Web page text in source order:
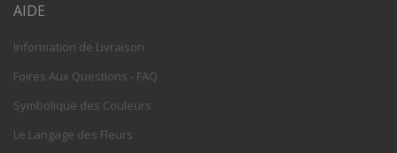
AIDE
Information de Livraison
Foires Aux Questions - FAQ
Symbolique des Couleurs
Le Langage des Fleurs